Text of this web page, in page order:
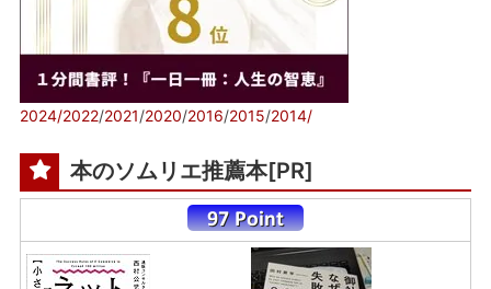
2024/2022/2021/2020/2016/2015/2014/
本のソムリエ推薦本[PR]